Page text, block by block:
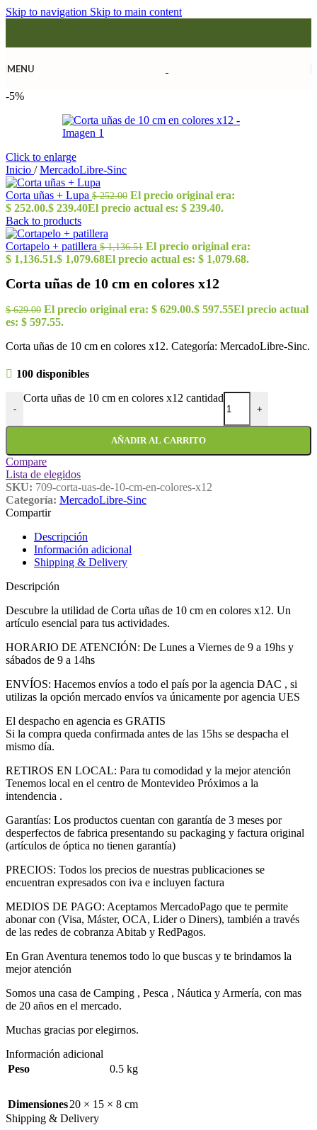
Skip to navigation Skip to main content
MENU
-5%
Click to enlarge
Inicio / MercadoLibre-Sinc
Corta uñas + Lupa $252.00 El precio original era:
$ 252.00.$ 239.40El precio actual es: $ 239.40.
Back to products
Cortapelo + patillera $1,136.51 El precio original era:
$ 1,136.51.$ 1,079.68El precio actual es: $ 1,079.68.
Corta uñas de 10 cm en colores x12
$629.00 El precio original era: $ 629.00.$ 597.55El precio actual
es: $ 597.55.
Corta uñas de 10 cm en colores x12. Categoría: MercadoLibre-Sinc.
100 disponibles
-
Corta uñas de 10 cm en colores x12 cantidad
+
AÑADIR AL CARRITO
Compare
Lista de elegidos
SKU: 709-corta-uas-de-10-cm-en-colores-x12
Categoría: MercadoLibre-Sinc
Compartir
Descripción
Información adicional
Shipping & Delivery
Descripción
Descubre la utilidad de Corta uñas de 10 cm en colores x12. Un
artículo esencial para tus actividades.
HORARIO DE ATENCIÓN: De Lunes a Viernes de 9 a 19hs y
sábados de 9 a 14hs
ENVÍOS: Hacemos envíos a todo el país por la agencia DAC , si
utilizas la opción mercado envíos va únicamente por agencia UES
El despacho en agencia es GRATIS
Si la compra queda confirmada antes de las 15hs se despacha el
mismo día.
RETIROS EN LOCAL: Para tu comodidad y la mejor atención
Tenemos local en el centro de Montevideo Próximos a la
intendencia .
Garantías: Los productos cuentan con garantía de 3 meses por
desperfectos de fabrica presentando su packaging y factura original
(artículos de óptica no tienen garantía)
PRECIOS: Todos los precios de nuestras publicaciones se
encuentran expresados con iva e incluyen factura
MEDIOS DE PAGO: Aceptamos MercadoPago que te permite
abonar con (Visa, Máster, OCA, Lider o Diners), también a través
de las redes de cobranza Abitab y RedPagos.
En Gran Aventura tenemos todo lo que buscas y te brindamos la
mejor atención
Somos una casa de Camping , Pesca , Náutica y Armería, con mas
de 20 años en el mercado.
Muchas gracias por elegirnos.
Información adicional
Peso
0.5 kg
Dimensiones20 × 15 × 8 cm
Shipping & Delivery